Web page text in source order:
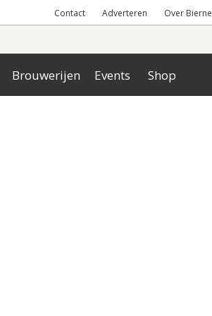
Contact Adverteren Over
Brouwerijen Events Shop